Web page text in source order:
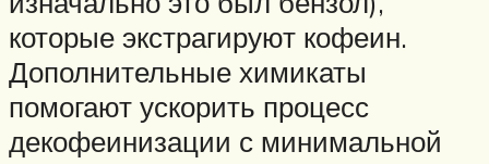
которые экстрагируют кофеин.
Дополнительные химикаты
помогают ускорить процесс
декофеинизации с минимальной